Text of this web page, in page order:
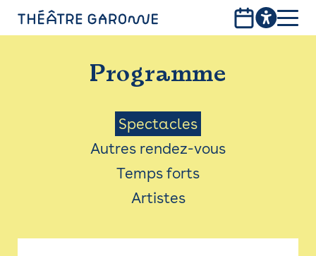
PROGRAMME
INFOS PRATIQUES
AVEC LES PUBLICS
ACCESSIBILITÉ
LES PRODUCTIONS
Programme
Menu
Saison
Spectacles
Autres rendez-vous
Temps forts
Artistes